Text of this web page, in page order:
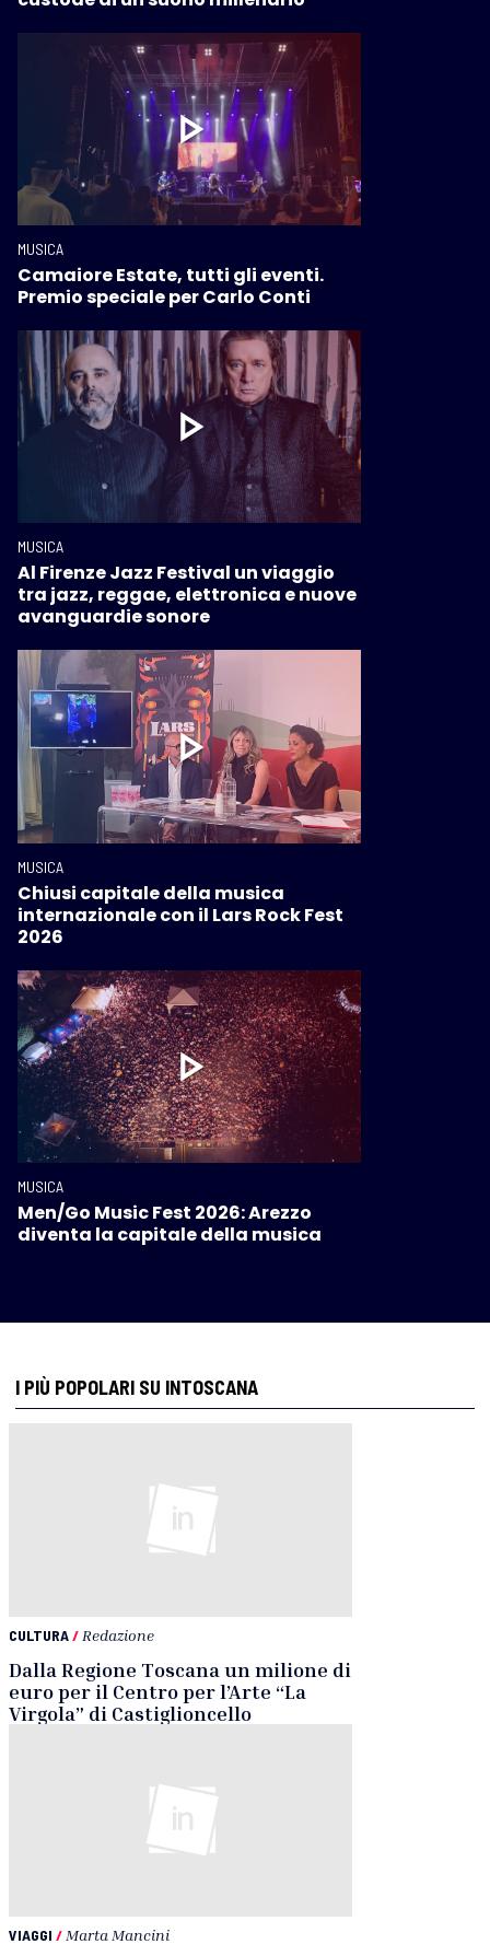
MUSICA
Camaiore Estate, tutti gli eventi.
Premio speciale per Carlo Conti
MUSICA
Al Firenze Jazz Festival un viaggio
tra jazz, reggae, elettronica e nuove
avanguardie sonore
MUSICA
Chiusi capitale della musica
internazionale con il Lars Rock Fest
2026
MUSICA
Men/Go Music Fest 2026: Arezzo
diventa la capitale della musica
I PIÙ POPOLARI SU INTOSCANA
CULTURA/ Redazione
Dalla Regione Toscana un milione di
euro per il Centro per l’Arte “La
Virgola” di Castiglioncello
VIAGGI / Marta Mancini